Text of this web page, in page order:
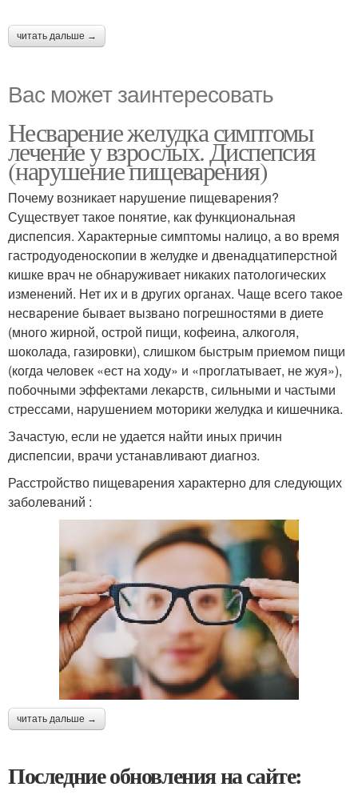
читать дальше →
Вас может заинтересовать
Несварение желудка симптомы
лечение у взрослых. Диспепсия
(нарушение пищеварения)
Почему возникает нарушение пищеварения?
Существует такое понятие, как функциональная
диспепсия. Характерные симптомы налицо, а во время
гастродуоденоскопии в желудке и двенадцатиперстной
кишке врач не обнаруживает никаких патологических
изменений. Нет их и в других органах. Чаще всего такое
несварение бывает вызвано погрешностями в диете
(много жирной, острой пищи, кофеина, алкоголя,
шоколада, газировки), слишком быстрым приемом пищи
(когда человек «ест на ходу» и «проглатывает, не жуя»),
побочными эффектами лекарств, сильными и частыми
стрессами, нарушением моторики желудка и кишечника.
Зачастую, если не удается найти иных причин
диспепсии, врачи устанавливают диагноз.
Расстройство пищеварения характерно для следующих
заболеваний :
читать дальше →
Последние обновления на сайте: